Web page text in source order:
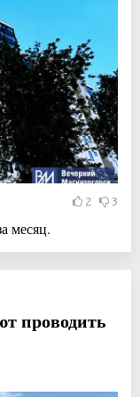
2 3
месяц.
проводить